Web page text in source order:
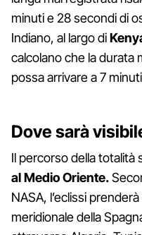
minuti e 28 secondi di
Indiano, al largo di
calcolano che la durata
possa arrivare a 7
Dove sarà
Il percorso della totalità
al Medio Oriente.
NASA, l’eclissi
meridionale della